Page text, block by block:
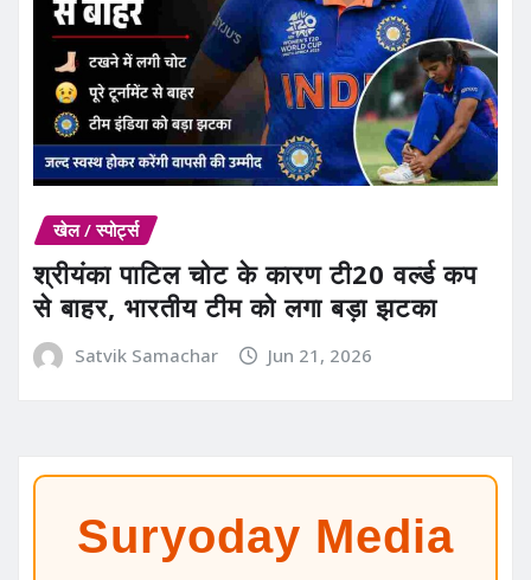
खेल / स्पोर्ट्स
श्रीयंका पाटिल चोट के कारण टी20 वर्ल्ड कप
से बाहर, भारतीय टीम को लगा बड़ा झटका
Satvik Samachar Jun 21, 2026
Suryoday Media